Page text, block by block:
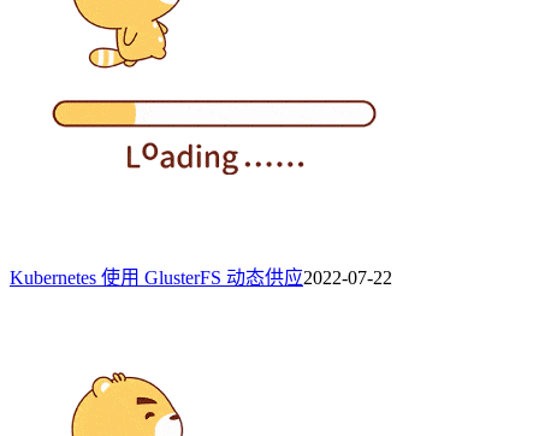
Kubernetes 使用 GlusterFS 动态供应2022-07-22